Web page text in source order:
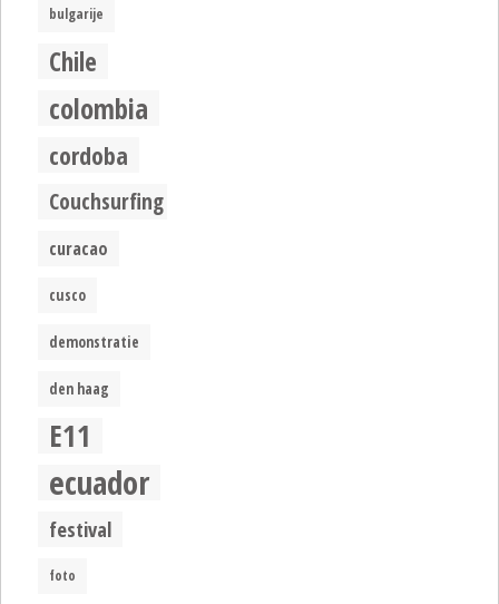
bulgarije
Chile
colombia
cordoba
Couchsurfing
curacao
cusco
demonstratie
den haag
E11
ecuador
festival
foto